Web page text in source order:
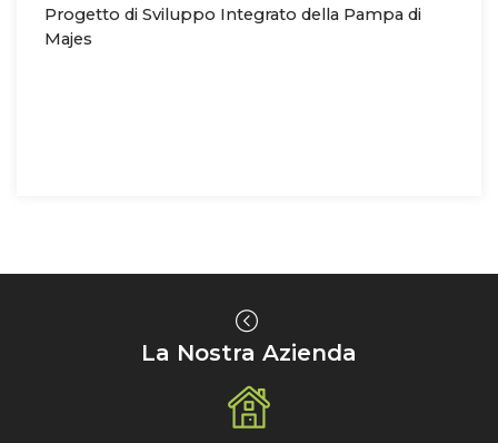
Progetto di Sviluppo Integrato della Pampa di
Majes
La Nostra Azienda